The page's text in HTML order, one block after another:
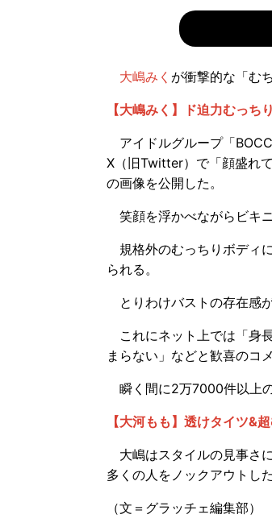
大嶋みく が衝撃的な「む
【大嶋みく】ド迫力むっち
アイドルグループ「
X（旧Twitter）で「顔盛れ
の画像を公開した。
笑顔を浮かべながらビキ
規格外のむっちりボディ
られる。
とりわけバストの存在感
これにネット上では「身
まらない」などと歓喜のコ
瞬く間に2万7000件以上
【大河もも】透けタイツ&
大嶋はスタイルの見事さ
多くの人をノックアウトし
（文＝グラッチェ編集部）